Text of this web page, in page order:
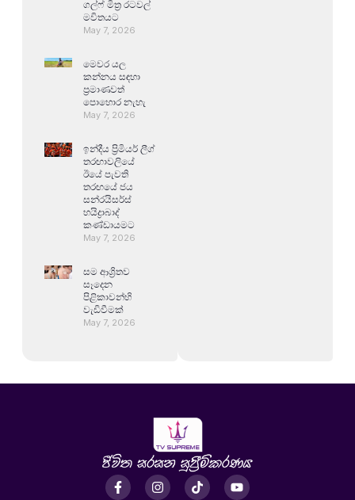
ගල්ෆ් මිත්‍ර රටවල්
මවිතයට
May 7, 2026
මෙවර යල
කන්නය සඳහා
ප්‍රමාණවත්
පොහොර නැහැ
May 7, 2026
ඉන්දීය ප්‍රිමියර් ලීග්
තරඟාවලියේ
ඊයේ පැවති
තරඟයේ ජය
සන්රයිසර්ස්
හයිද්‍රාබාද්
කණ්ඩායමට
May 7, 2026
සම ආශ්‍රිතව
සෑදෙන
පිළිකාවන්හි
වැඩිවීමක්
May 7, 2026